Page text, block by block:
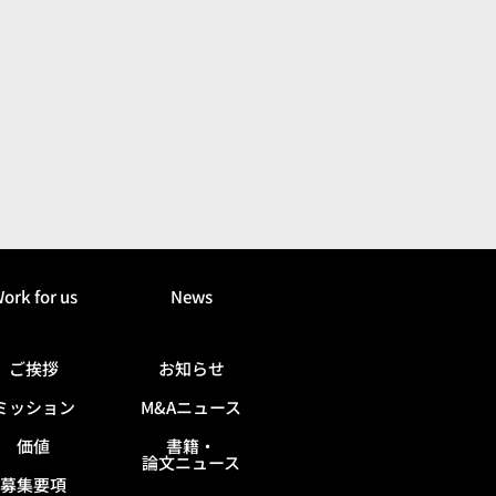
for us
ご挨拶
ッション
価値
募集要項
News
お知らせ
M&Aニュース
書籍・
論文ニュース